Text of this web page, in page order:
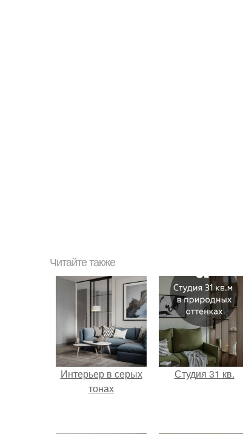
Читайте также
Интерьер в серых
тонах
Студия 31 кв.